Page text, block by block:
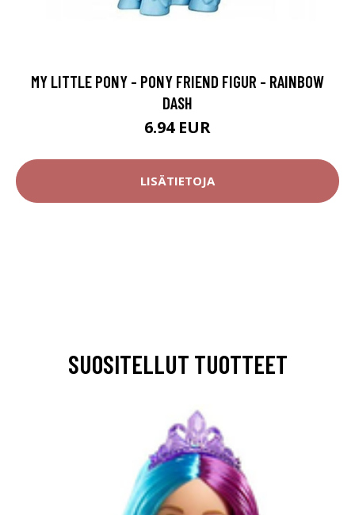
MY LITTLE PONY - PONY FRIEND FIGUR - RAINBOW
DASH
6.94 EUR
LISÄTIETOJA
SUOSITELLUT TUOTTEET